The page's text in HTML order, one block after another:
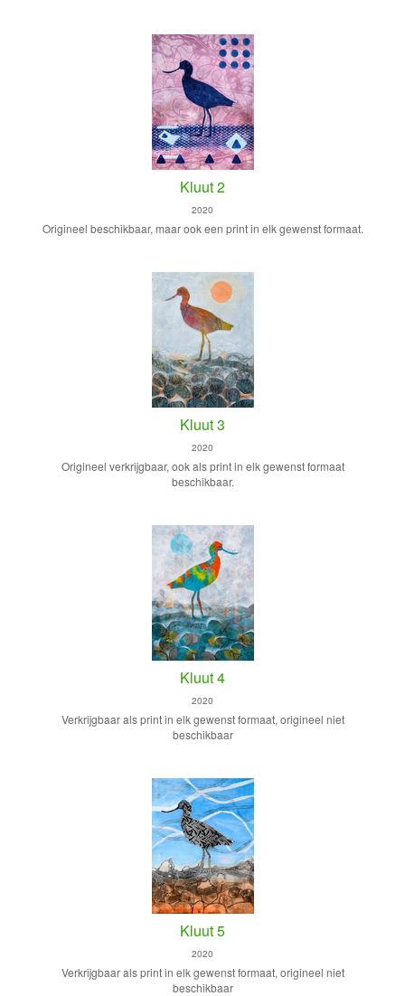
Kluut 2
2020
Origineel beschikbaar, maar ook een print in elk gewenst formaat.
Kluut 3
2020
Origineel verkrijgbaar, ook als print in elk gewenst formaat
beschikbaar.
Kluut 4
2020
Verkrijgbaar als print in elk gewenst formaat, origineel niet
beschikbaar
Kluut 5
2020
Verkrijgbaar als print in elk gewenst formaat, origineel niet
beschikbaar